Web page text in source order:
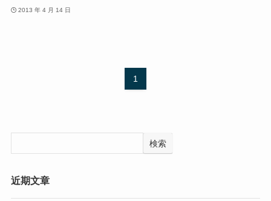
2013 年 4 月 14 日
1
検索
近期文章